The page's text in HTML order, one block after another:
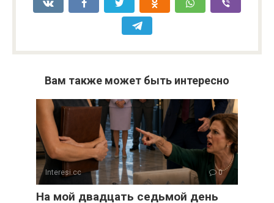
Вам также может быть интересно
Interesi.cc 0
На мой двадцать седьмой день